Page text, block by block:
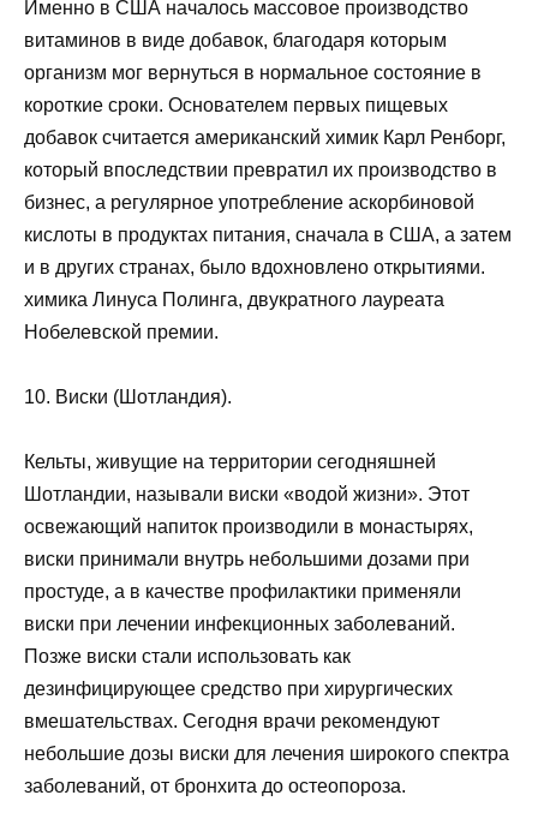
Именно в США началось массовое производство
витаминов в виде добавок, благодаря которым
организм мог вернуться в нормальное состояние в
короткие сроки. Основателем первых пищевых
добавок считается американский химик Карл Ренборг,
который впоследствии превратил их производство в
бизнес, а регулярное употребление аскорбиновой
кислоты в продуктах питания, сначала в США, а затем
и в других странах, было вдохновлено открытиями.
химика Линуса Полинга, двукратного лауреата
Нобелевской премии.
10. Виски (Шотландия).
Кельты, живущие на территории сегодняшней
Шотландии, называли виски «водой жизни». Этот
освежающий напиток производили в монастырях,
виски принимали внутрь небольшими дозами при
простуде, а в качестве профилактики применяли
виски при лечении инфекционных заболеваний.
Позже виски стали использовать как
дезинфицирующее средство при хирургических
вмешательствах. Сегодня врачи рекомендуют
небольшие дозы виски для лечения широкого спектра
заболеваний, от бронхита до остеопороза.